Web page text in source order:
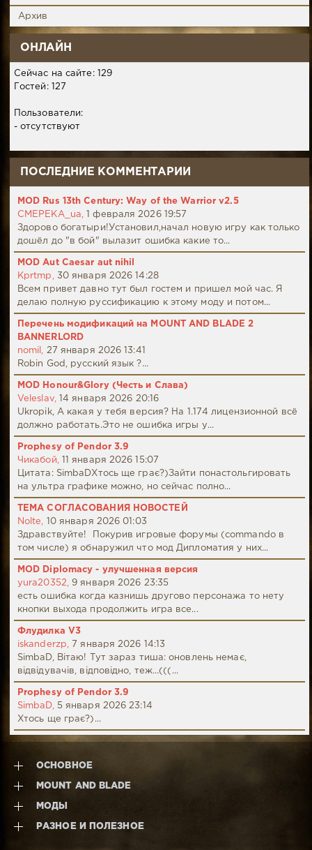
Архив
ОНЛАЙН
Сейчас на сайте: 129
Гостей: 127
Пользователи:
- отсутствуют
ПОСЛЕДНИЕ КОММЕНТАРИИ
MOD Rus 13th Century: Way of the Warrior v2.5
CMEPEKA_ua,
1 февраля 2026 19:57
Здорово богатыри!Установил,начал новую игру как только
дошёл до "в бой" вылазит ошибка какие то...
MOD Aut Caesar aut nihil
Kprtmp, 30 января 2026 14:28
Всем привет давно тут был гостем и пришел мой час. Я
делаю полную руссификацию к этому моду и потом...
Перечень модификаций на MOUNT AND BLADE 2
BANNERLORD
nomil, 27 января 2026 13:41
Robin God, русский язык ?...
MOD Honour&Glory (Честь и Слава)
Veleslav,
14 января 2026 20:16
Ukropik, А какая у тебя версия? На 1.174 лицензионной всё
должно работать.Это не ошибка игры у...
Prophesy of Pendor 3.9
Чикабой,
11 января 2026 15:07
Цитата: SimbaDХтось ще грає?)Зайти понастольгировать
на ультра графике можно, но сейчас полно...
ТЕМА СОГЛАСОВАНИЯ НОВОСТЕЙ
Nolte,
10 января 2026 01:03
Здравствуйте! Покурив игровые форумы (commando в
том числе) я обнаружил что мод Дипломатия у них...
MOD Diplomacy - улучшенная версия
yura20352, 9 января 2026 23:35
есть ошибка когда казнишь другово персонажа то нету
кнопки выхода продолжить игра все...
Флудилка V3
iskanderzp, 7 января 2026 14:13
SimbaD, Вітаю! Тут зараз тиша: оновлень немає,
відвідувачів, відповідно, теж...(((...
Prophesy of Pendor 3.9
SimbaD, 5 января 2026 23:14
Хтось ще грає?)...
ОСНОВНОЕ
MOUNT AND BLADE
МОДЫ
РАЗНОЕ И ПОЛЕЗНОЕ